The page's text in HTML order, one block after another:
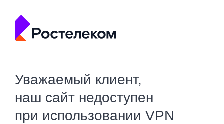
Уважаемый клиент,
наш сайт недоступен
при использовании VPN